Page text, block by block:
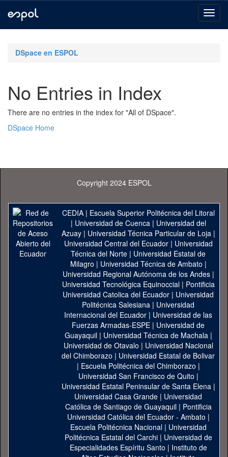
navigationDSpace en ESPOL
No Entries in Index
There are no entries in the index for "All of DSpace".
DSpace Home
Copyright 2024 ESPOL
CEDIA| Escuela Superior Politécnica del Litoral
| Universidad de Cuenca| Universidad del
Azuay| Universidad Técnica Particular de Loja|
Universidad Central del Ecuador| Universidad
Técnica del Norte | Universidad Estatal de
Milagro | Universidad Técnica de Ambato |
Universidad Regional Autónoma de los Andes|
Universidad Tecnológica Equinoccial| Pontificia
Universidad Catolica del Ecuador | Universidad
Politécnica Salesiana | Universidad
Internacional del Ecuador | Universidad de las
Fuerzas Armadas-ESPE | Universidad de
Guayaquil| Universidad Técnica de Machala|
Universidad de Otavalo | Universidad Nacional
del Chimborazo | Universidad Estatal de Bolivar
| Escuela Politécnica del Chimborazo |
Universidad San Francisco de Quito |
Universidad Estatal Peninsular de Santa Elena|
Universidad Casa Grande | Universidad
Católica de Santiago de Guayaquil| Pontificia
Universidad Católica del Ecuador - Ambato |
Escuela Politécnica Nacional| Universidad
Politécnica Estatal del Carchi| Universidad de
Especialidades Espíritu Santo | Instituto de